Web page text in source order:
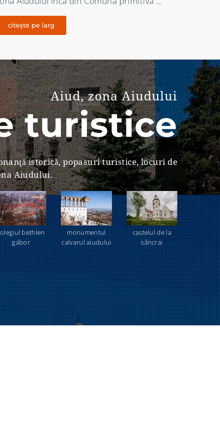
citește pe larg
Aiud, zona Aiudului
turistice
istorică, popasuri turistice, locuri de
Aiudului.
bethlen
gábor
monumentul
calvarul aiudului
castelul de la
sâncrai